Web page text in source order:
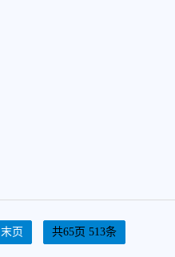
末页 共65页 513条